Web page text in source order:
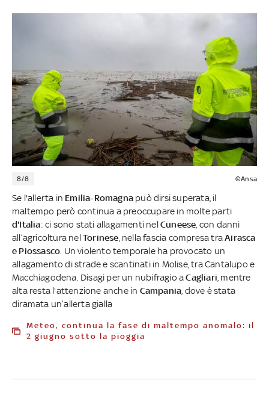
8/8 ©Ansa
Se l'allerta in Emilia-Romagna può dirsi superata, il
maltempo però continua a preoccupare in molte parti
d'Italia: ci sono stati allagamenti nelCuneese, con danni
all’agricoltura nel Torinese, nella fascia compresa traAirasca
e Piossasco. Un violento temporale ha provocato un
allagamento di strade e scantinati in Molise, tra Cantalupo e
Macchiagodena. Disagi per un nubifragio aCagliari, mentre
alta resta l'attenzione anche in Campania, dove è stata
diramata un’allerta gialla
Meteo, continua la fase di maltempo anomalo: il
2 giugno sotto la pioggia